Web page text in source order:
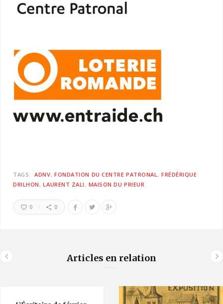
TAGS: ADNV FONDATION DU CENTRE PATRONAL
FRÉDÉRIQUE
DRILHON
LAURENT ZALI MAISON DU PRIEUR
0 0
Articles en relation